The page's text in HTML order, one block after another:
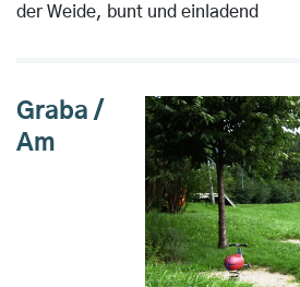
der Weide, bunt und einladend
Graba /
Am